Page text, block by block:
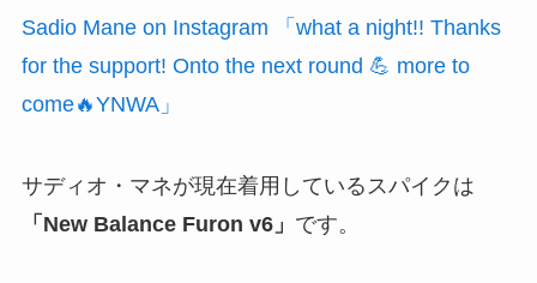
Sadio Mane on Instagram 「what a night!! Thanks
for the support! Onto the next round 💪 more to
come🔥YNWA」
サディオ・マネが現在着用しているスパイクは
「New Balance Furon v6」 です。